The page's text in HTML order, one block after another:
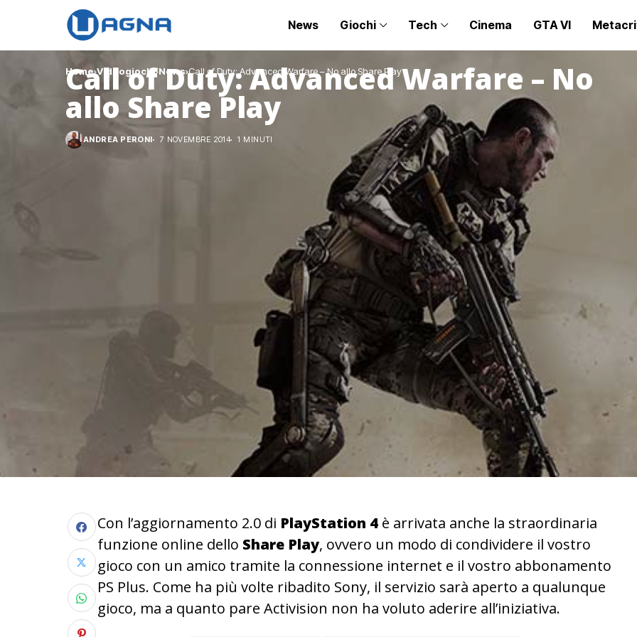
News Giochi Tech Cinema GTA VI
Home Videogiochi News Call of Duty: Advanced Warfare – No allo Share Play
Call of Duty: Advanced Warfare – No
allo Share Play
ANDREA PERONI 7 NOVEMBRE 2014 1 MINUTI
Con l’aggiornamento 2.0 di PlayStation 4 è arrivata anche la straordinaria
funzione online dello Share Play, ovvero un modo di condividere il vostro
gioco con un amico tramite la connessione internet e il vostro abbonamento
PS Plus. Come ha più volte ribadito Sony, il servizio sarà aperto a qualunque
gioco, ma a quanto pare Activision non ha voluto aderire all’iniziativa.